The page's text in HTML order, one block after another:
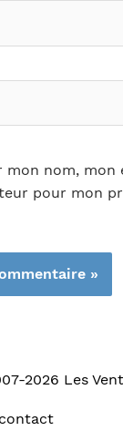
mon nom, mon
pour mon
2026 Les